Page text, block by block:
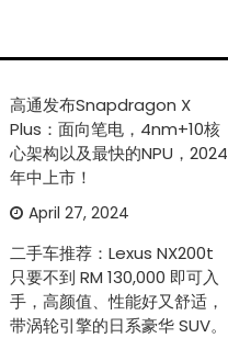
高通发布Snapdragon X
Plus：面向笔电，4nm+10核
心架构以及最快的NPU，2024
年中上市！
April 27, 2024
二手车推荐：Lexus NX200t
只要不到 RM 130,000 即可入
手，高颜值、性能好又舒适，
带涡轮引擎的日系豪华 SUV。